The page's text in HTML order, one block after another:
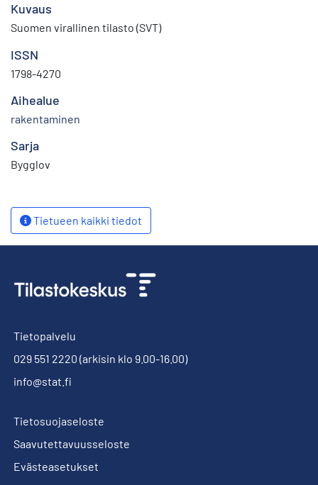
Kuvaus
Suomen virallinen tilasto (SVT)
ISSN
1798-4270
Aihealue
rakentaminen
Sarja
Bygglov
Tietueen kaikki tiedot
Tietopalvelu
029 551 2220 (arkisin klo 9.00-16.00)
info@stat.fi
Tietosuojaseloste
Saavutettavuusseloste
Evästeasetukset